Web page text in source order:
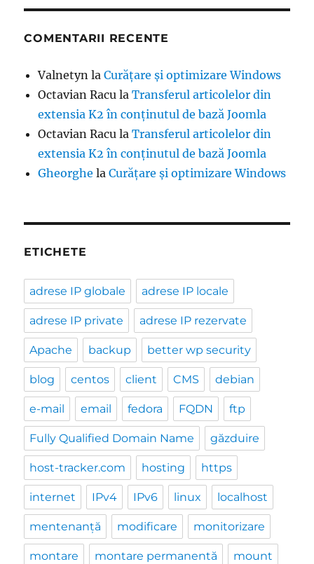
COMENTARII RECENTE
Valnetyn laCurățare și optimizare Windows
Octavian Racu laTransferul articolelor din
extensia K2 în conținutul de bază Joomla
Octavian Racu laTransferul articolelor din
extensia K2 în conținutul de bază Joomla
Gheorghe laCurățare și optimizare Windows
ETICHETE
adrese IP globale adrese IP locale
adrese IP private adrese IP rezervate
Apache backup better wp security
blog centos client CMS debian
e-mail email fedora FQDN ftp
Fully Qualified Domain Name găzduire
host-tracker.com hosting https
internet IPv4 IPv6 linux localhost
mentenanță modificare monitorizare
montare montare permanentă mount